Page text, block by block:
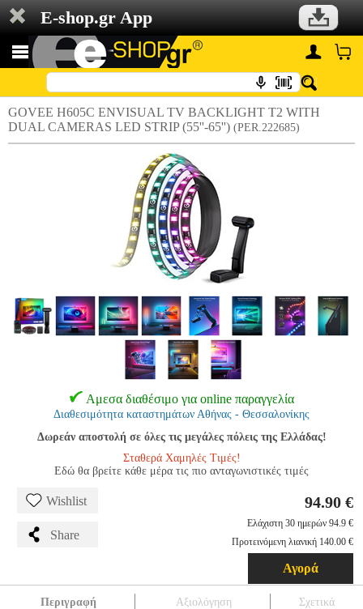
E-shop.gr App
GOVEE H605C ENVISUAL TV BACKLIGHT T2 WITH
DUAL CAMERAS LED STRIP (55''-65'') (PER.222685)
Αμεσα διαθέσιμο για online παραγγελία
Διαθεσιμότητα καταστημάτων Αθήνας - Θεσσαλονίκης
Δωρεάν αποστολή σε όλες τις μεγάλες πόλεις της Ελλάδας!
Σταθερά Χαμηλές Τιμές!
Εδώ θα βρείτε κάθε μέρα τις πιο ανταγωνιστικές τιμές
Wishlist
Share
94.90 €
Ελάχιστη 30 ημερών 94.9 €
Προτεινόμενη λιανική 140.00 €
Αγορά
Περιγραφή Αξιολόγηση Σχετικά